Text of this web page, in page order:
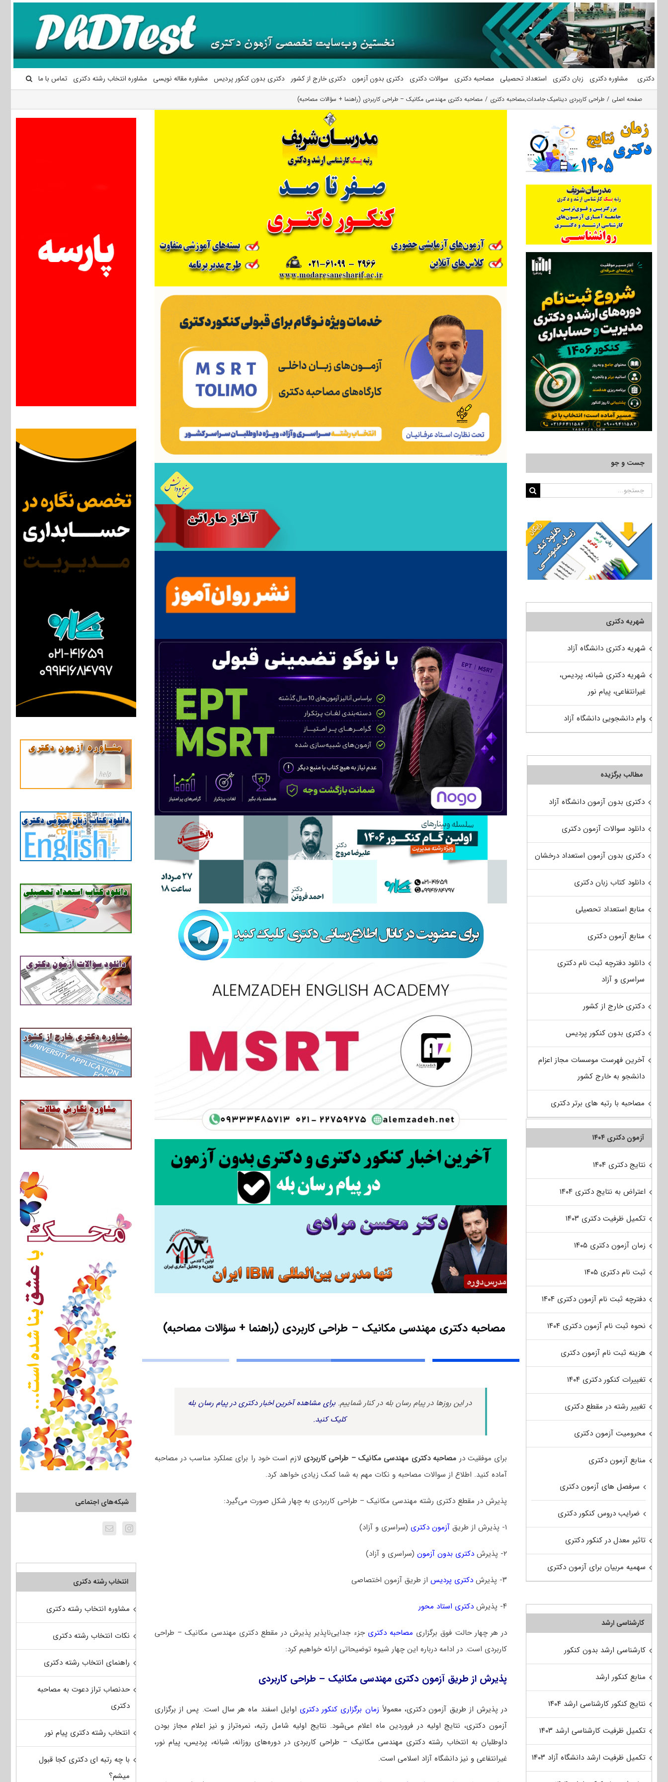
محتوا
دکتری مشاوره دکتری زبان دکتری استعداد تحصیلی مصاحبه دکتری سوالات دکتری دکتری بدون آزمون دکتری خارج از کشور دکتری بدون کنکور پردیس مشاوره مقاله نویسی مشاوره انتخاب رشته دکتری تماس با ما
صفحه اصلی طراحی کاربردی دینامیک جامدات,مصاحبه دکتری مصاحبه دکتری مهندسی مکانیک – طراحی کاربردی (راهنما + سؤالات مصاحبه)
مصاحبه دکتری مهندسی مکانیک – طراحی کاربردی (راهنما + سؤالات مصاحبه)
در این روزها در پیام رسان بله در کنار شماییم. برای مشاهده آخرین اخبار دکتری در پیام رسان بله
کلیک کنید.
برای موفقیت در مصاحبه دکتری مهندسی مکانیک – طراحی کاربردی لازم است خود را برای عملکرد مناسب در مصاحبه
آماده کنید. اطلاع از سوالات مصاحبه و نکات مهم به شما کمک زیادی خواهد کرد.
پذیرش در مقطع دکتری رشته مهندسی مکانیک – طراحی کاربردی به چهار شکل صورت می‌گیرد:
۱- پذیرش از طریق آزمون دکتری (سراسری و آزاد)
۲- پذیرش دکتری بدون آزمون(سراسری و آزاد)
۳- پذیرش دکتری پردیساز طریق آزمون اختصاصی
۴- پذیرش دکتری استاد محور
در هر چهار حالت فوق برگزاری مصاحبه دکتری جزء جدایی‌ناپذیر پذیرش در مقطع دکتری مهندسی مکانیک – طراحی
کاربردی است. در ادامه درباره این چهار شیوه توضیحاتی ارائه خواهیم کرد:
پذیرش از طریق آزمون دکتری مهندسی مکانیک – طراحی کاربردی
در پذیرش از طریق آزمون دکتری، معمولاً زمان برگزاری کنکور دکتری اوایل اسفند ماه هر سال است. پس از برگزاری
آزمون دکتری، نتایج اولیه در فروردین ماه اعلام می‌شود. نتایج اولیه شامل رتبه، نمره‌تراز و نیز اعلام مجاز بودن
داوطلبان به انتخاب رشته دکتری مهندسی مکانیک – طراحی کاربردی در دوره‌های روزانه، شبانه، پردیس، پیام نور،
غیرانتفاعی و نیز دانشگاه آزاد اسلامی است.
شبکه‌های اجتماعی
انتخاب رشته دکتری
مشاوره انتخاب رشته دکتری
نکات انتخاب رشته دکتری
راهنمای انتخاب رشته دکتری
حدنصاب تراز دعوت به مصاحبه
دکتری
انتخاب رشته دکتری پیام نور
با چه رتبه ای دکتری کجا قبول
میشم؟
جست و جو
جستجو
شهریه دکتری
شهریه دکتری دانشگاه آزاد
شهریه دکتری شبانه، پردیس،
غیرانتفاعی، پیام نور
وام دانشجویی دانشگاه آزاد
مطالب برگزیده
دکتری بدون آزمون دانشگاه آزاد
دانلود سوالات آزمون دکتری
دکتری بدون آزمون استعداد درخشان
دانلود کتاب زبان دکتری
منابع استعداد تحصیلی
منابع آزمون دکتری
دانلود دفترچه ثبت نام دکتری
سراسری و آزاد
دکتری خارج از کشور
دکتری بدون کنکور پردیس
آخرین فهرست موسسات مجاز اعزام
دانشجو به خارج کشور
مصاحبه با رتبه های برتر دکتری
آزمون دکتری ۱۴۰۴
نتایج دکتری ۱۴۰۴
اعتراض به نتایج دکتری ۱۴۰۴
تکمیل ظرفیت دکتری ۱۴۰۳
زمان آزمون دکتری ۱۴۰۵
ثبت نام دکتری ۱۴۰۵
دفترچه ثبت نام آزمون دکتری ۱۴۰۴
نحوه ثبت نام آزمون دکتری ۱۴۰۴
هزینه ثبت نام آزمون دکتری
تغییرات کنکور دکتری ۱۴۰۴
تغییر رشته در مقطع دکتری
محرومیت آزمون دکتری
منابع آزمون دکتری
سرفصل های آزمون دکتری
ضرایب دروس کنکور دکتری
تاثیر معدل در کنکور دکتری
سهمیه مربیان برای آزمون دکتری
کارشناسی ارشد
کارشناسی ارشد بدون کنکور
منابع کنکور ارشد
نتایج کنکور کارشناسی ارشد ۱۴۰۴
تکمیل ظرفیت کارشناسی ارشد ۱۴۰۳
تکمیل ظرفیت ارشد دانشگاه آزاد ۱۴۰۳